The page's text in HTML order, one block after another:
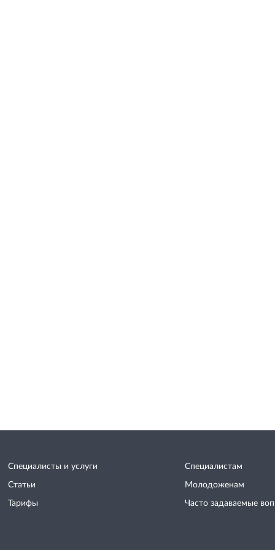
Специалисты и услуги
Статьи
Тарифы
Специалистам
Молодоженам
Часто задаваемые